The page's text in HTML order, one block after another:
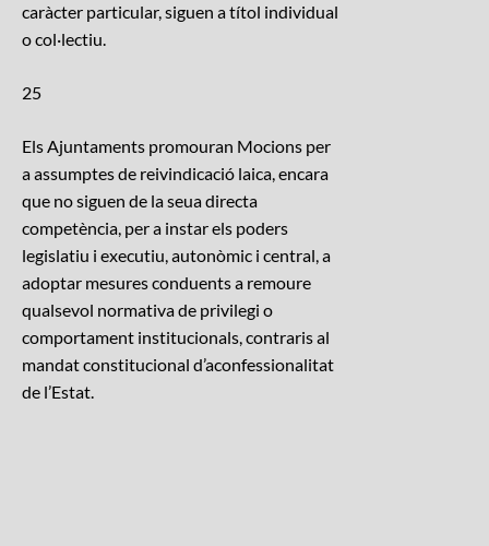
caràcter particular, siguen a títol individual
o col·lectiu.
25
Els Ajuntaments promouran Mocions per
a assumptes de reivindicació laica, encara
que no siguen de la seua directa
competència, per a instar els poders
legislatiu i executiu, autonòmic i central, a
adoptar mesures conduents a remoure
qualsevol normativa de privilegi o
comportament institucionals, contraris al
mandat constitucional d’aconfessionalitat
de l’Estat.